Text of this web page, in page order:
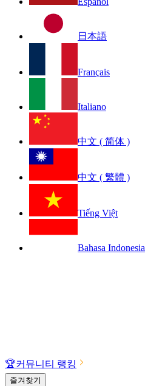
日本語
Français
Italiano
中文 ( 简体 )
中文 ( 繁體 )
Tiếng Việt
Bahasa Indonesia
🏆커뮤니티 랭킹
즐겨찾기